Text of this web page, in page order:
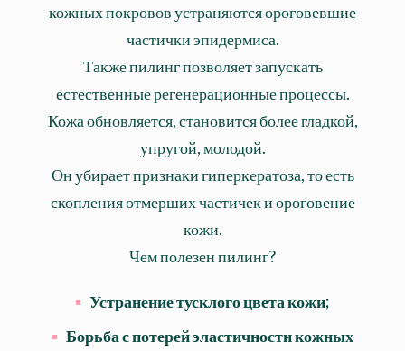
кожных покровов устраняются ороговевшие
частички эпидермиса.
Также пилинг позволяет запускать
естественные регенерационные процессы.
Кожа обновляется, становится более гладкой,
упругой, молодой.
Он убирает признаки гиперкератоза, то есть
скопления отмерших частичек и ороговение
кожи.
Чем полезен пилинг?
Устранение тусклого цвета кожи;
Борьба с потерей эластичности кожных